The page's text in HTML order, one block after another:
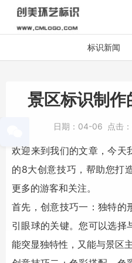
标识新闻
景区标识制
日期： 04-06 点击：
欢迎来到我们的文章，今天
的8大创意技巧，帮助您打
更多的游客和关注。
首先，创意技巧一：独特的
引眼球的关键。您可以选择
能突显独特性，又能与景区